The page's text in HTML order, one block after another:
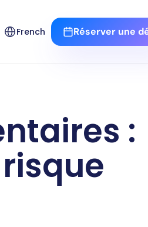
Select Language
French Réserver une
: